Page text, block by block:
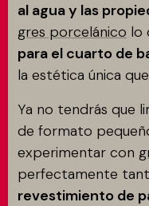
al agua y las
gres porcelánico lo
para el cuarto de
la estética única
Ya no tendrás que
de formato
experimentar con
perfectamente
revestimiento de